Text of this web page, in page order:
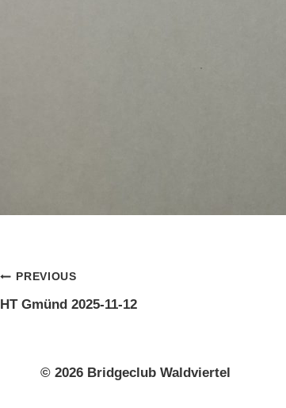
Beitragsnavigation
PREVIOUS
HT Gmünd 2025-11-12
© 2026 Bridgeclub Waldviertel